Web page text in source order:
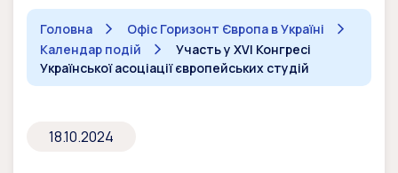
Головна
Офіс Горизонт Європа в Україні
Календар подій
Участь у XVI Конгресі
Української асоціації європейських студій
18.10.2024